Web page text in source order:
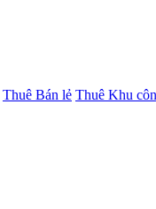
Thuê Bán lẻ Thuê Khu